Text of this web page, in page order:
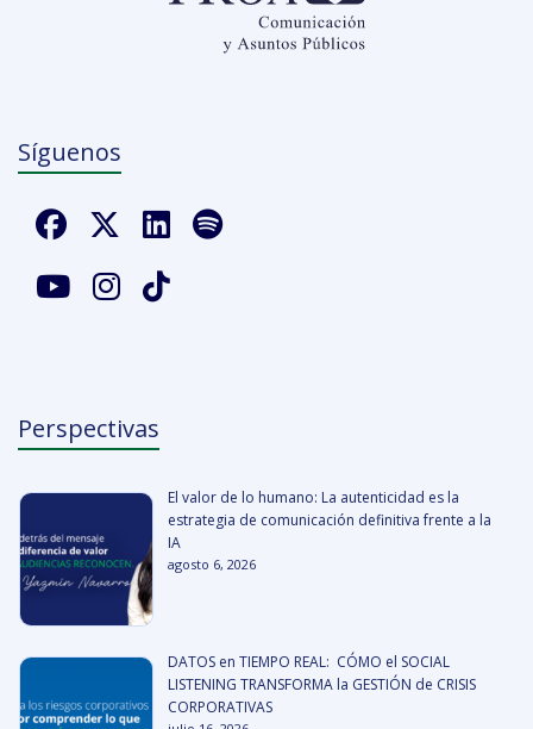
Síguenos
Perspectivas
El valor de lo humano: La autenticidad es la
estrategia de comunicación definitiva frente a la
IA
agosto 6, 2026
DATOS en TIEMPO REAL: CÓMO el SOCIAL
LISTENING TRANSFORMA la GESTIÓN de CRISIS
CORPORATIVAS